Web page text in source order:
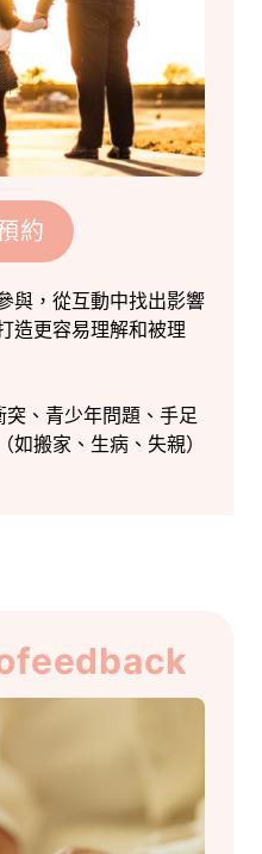
約
與，從互動中找出影響
造更容易理解和被理
、青少年問題、手足
如搬家、生病、失親）